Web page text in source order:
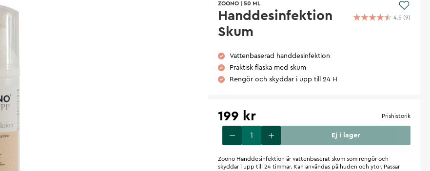
ZOONO 50 ML
Handdesinfektion
Skum
4.5 (9)
Vattenbaserad handdesinfektion
Praktisk flaska med skum
Rengör och skyddar i upp till 24 H
199 kr Prishistorik
Ej i lager
Zoono Handdesinfektion är vattenbaserat skum som rengör och
skyddar i upp till 24 timmar. Kan användas på huden och ytor. Passar